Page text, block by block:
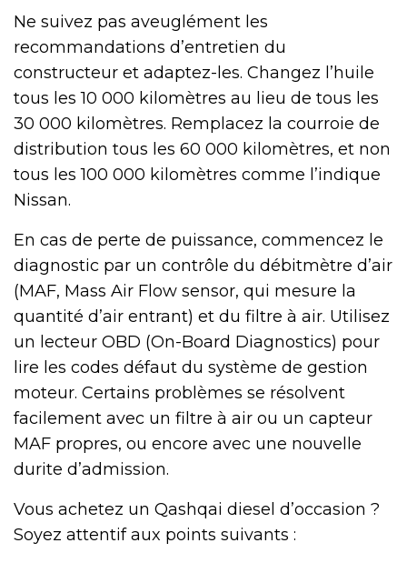
Ne suivez pas aveuglément les
recommandations d’entretien du
constructeur et adaptez-les. Changez l’huile
tous les 10 000 kilomètres au lieu de tous les
30 000 kilomètres. Remplacez la courroie de
distribution tous les 60 000 kilomètres, et non
tous les 100 000 kilomètres comme l’indique
Nissan.
En cas de perte de puissance, commencez le
diagnostic par un contrôle du débitmètre d’air
(MAF, Mass Air Flow sensor, qui mesure la
quantité d’air entrant) et du filtre à air. Utilisez
un lecteur OBD (On-Board Diagnostics) pour
lire les codes défaut du système de gestion
moteur. Certains problèmes se résolvent
facilement avec un filtre à air ou un capteur
MAF propres, ou encore avec une nouvelle
durite d’admission.
Vous achetez un Qashqai diesel d’occasion ?
Soyez attentif aux points suivants :